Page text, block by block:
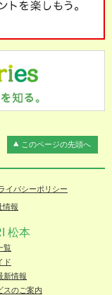
このページの先頭へ
イバシーポリシー
情報
松本
覧
ド
新情報
スのご案内